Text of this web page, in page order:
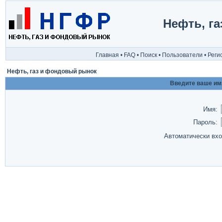
Нефть,
Главная • FAQ • Поиск • Пользователи •
Нефть, газ и фондовый рынок
Введите ваше
Имя:
Пароль:
Автоматически